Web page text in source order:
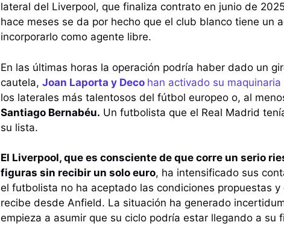
lateral del Liverpool, que finaliza contrato en junio de
hace meses se da por hecho que el club blanco tiene un
incorporarlo como agente libre.
En las últimas horas la operación podría haber dado un
cautela, Joan Laporta y Deco han activado su
los laterales más talentosos del fútbol europeo o, al
Santiago Bernabéu. Un futbolista que el Real Madrid
su lista.
El Liverpool, que es consciente de que corre un serio
figuras sin recibir un solo euro, ha intensificado sus
el futbolista no ha aceptado las condiciones propuestas
recibe desde Anfield. La situación ha generado
empieza a asumir que su ciclo podría estar llegando a su